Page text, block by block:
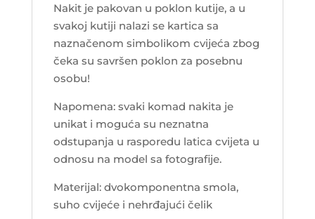
Nakit je pakovan u poklon kutije, a u
svakoj kutiji nalazi se kartica sa
naznačenom simbolikom cvijeća zbog
čeka su savršen poklon za posebnu
osobu!
Napomena: svaki komad nakita je
unikat i moguća su neznatna
odstupanja u rasporedu latica cvijeta u
odnosu na model sa fotografije.
Materijal: dvokomponentna smola,
suho cvijeće i nehrđajući čelik